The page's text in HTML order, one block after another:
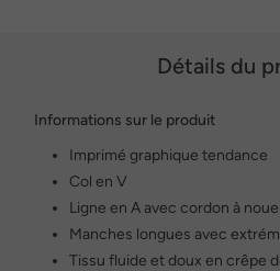
Détails du
Informations sur le produit
Imprimé graphique tendance
Col en V
Ligne en A avec cordon à
Manches longues avec
Tissu fluide et doux en crêpe